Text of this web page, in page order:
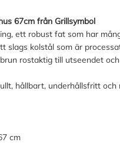
67cm från Grillsymbol
ett robust fat som har
slags kolstål som är
rostaktig till utseendet
hållbart, underhållsfritt
cm